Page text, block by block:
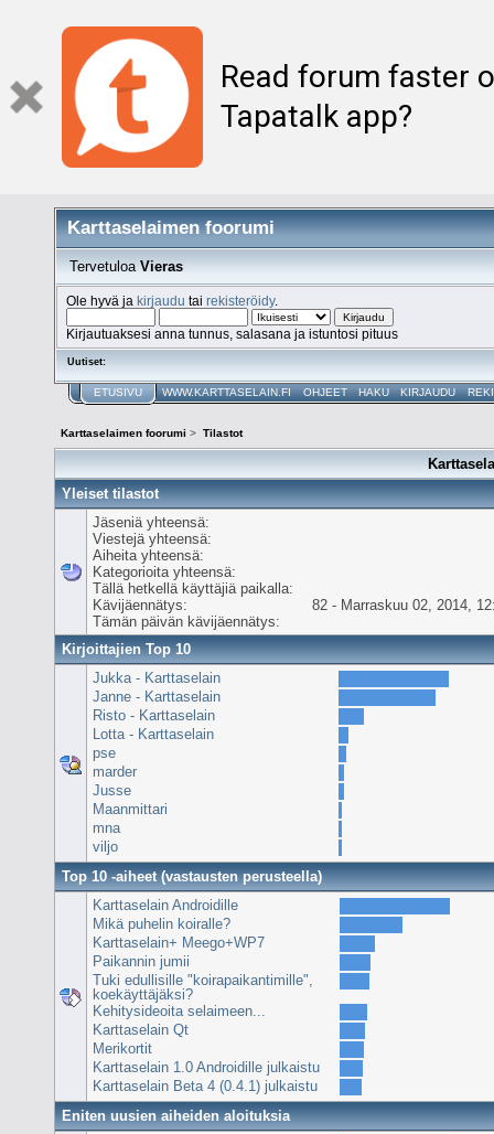
Read forum faster
Tapatalk app?
Karttaselaimen foorumi
Tervetuloa Vieras
Ole hyvä jakirjaudu tairekisteröidy.
Kirjautuaksesi anna tunnus, salasana ja istuntosi pituus
Uutiset:
ETUSIVU WWW.KARTTASELAIN.FI OHJEET HAKU KIRJAUDU
Karttaselaimen foorumi > Tilastot
Yleiset tilastot
Jäseniä yhteensä:
Viestejä yhteensä:
Aiheita yhteensä:
Kategorioita yhteensä:
Tällä hetkellä käyttäjiä paikalla:
Kävijäennätys:
82 - Marraskuu 02, 2014,
Tämän päivän kävijäennätys:
Kirjoittajien Top 10
Jukka - Karttaselain
Janne - Karttaselain
Risto - Karttaselain
Lotta - Karttaselain
pse
marder
Jusse
Maanmittari
mna
viljo
Top 10 -aiheet (vastausten perusteella)
Karttaselain Androidille
Mikä puhelin koiralle?
Karttaselain+ Meego+WP7
Paikannin jumii
Tuki edullisille "koirapaikantimille",
koekäyttäjäksi?
Kehitysideoita selaimeen...
Karttaselain Qt
Merikortit
Karttaselain 1.0 Androidille julkaistu
Karttaselain Beta 4 (0.4.1) julkaistu
Eniten uusien aiheiden aloituksia